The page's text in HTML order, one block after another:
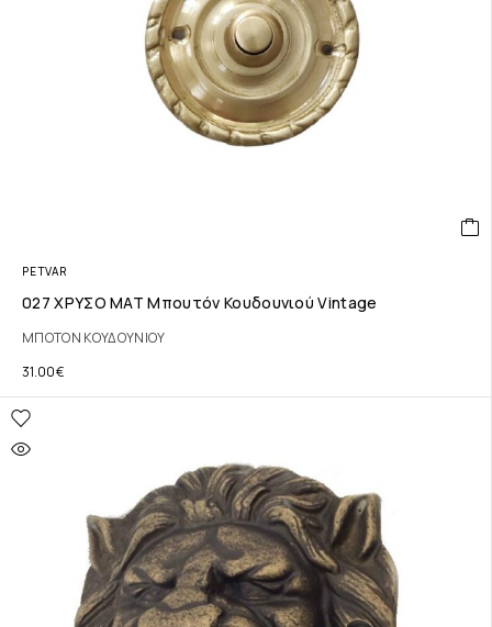
PETVAR
027 ΧΡΥΣΟ ΜΑΤ Μπουτόν Κουδουνιού Vintage
ΜΠΟΤΟΝ ΚΟΥΔΟΥΝΙΟΥ
31.00€